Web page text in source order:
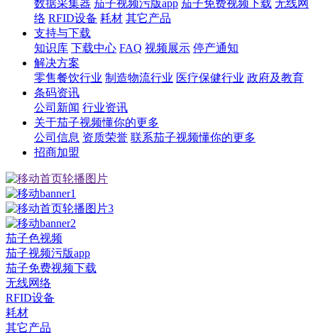
数据采集器 茄子视频污版app 茄子免费视频下载 无线网
络 RFID设备 耗材 其它产品
支持与下载
知识库 下载中心 FAQ 视频展示 停产通知
解决方案
零售餐饮行业 制造物流行业 医疗保健行业 政府及教育
条码资讯
公司新闻 行业资讯
关于茄子视频懂你的更多
公司信息 资质荣誉 联系茄子视频懂你的更多
招商加盟
茄子色视频
茄子视频污版app
茄子免费视频下载
无线网络
RFID设备
耗材
其它产品